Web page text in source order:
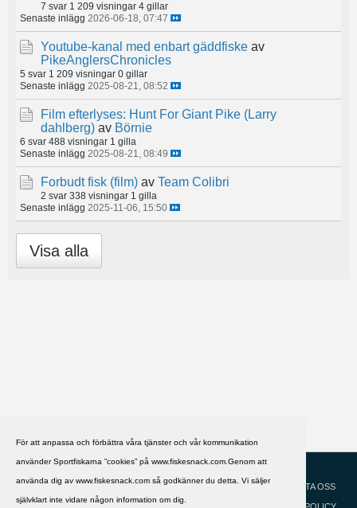
För att anpassa och förbättra våra tjänster och vår kommunikation
använder Sportfiskarna ”cookies” på www.fiskesnack.com.Genom att
använda dig av www.fiskesnack.com så godkänner du detta. Vi säljer
självklart inte vidare någon information om dig.
7 svar 1 209 visningar 4 gillar
Senaste inlägg 2026-06-18, 07:47
Youtube-kanal med enbart gäddfiske av
PikeAnglersChronicles
5 svar 1 209 visningar 0 gillar
Senaste inlägg 2025-08-21, 08:52
Film efterlyses: Hunt For Giant Pike (Larry
dahlberg) av Börnie
6 svar 488 visningar 1 gilla
Senaste inlägg 2025-08-21, 08:49
Forbudt fisk (film) av Team Colibri
2 svar 338 visningar 1 gilla
Senaste inlägg 2025-11-06, 15:50
Visa alla
HJÄLP
KONTAKTA OSS